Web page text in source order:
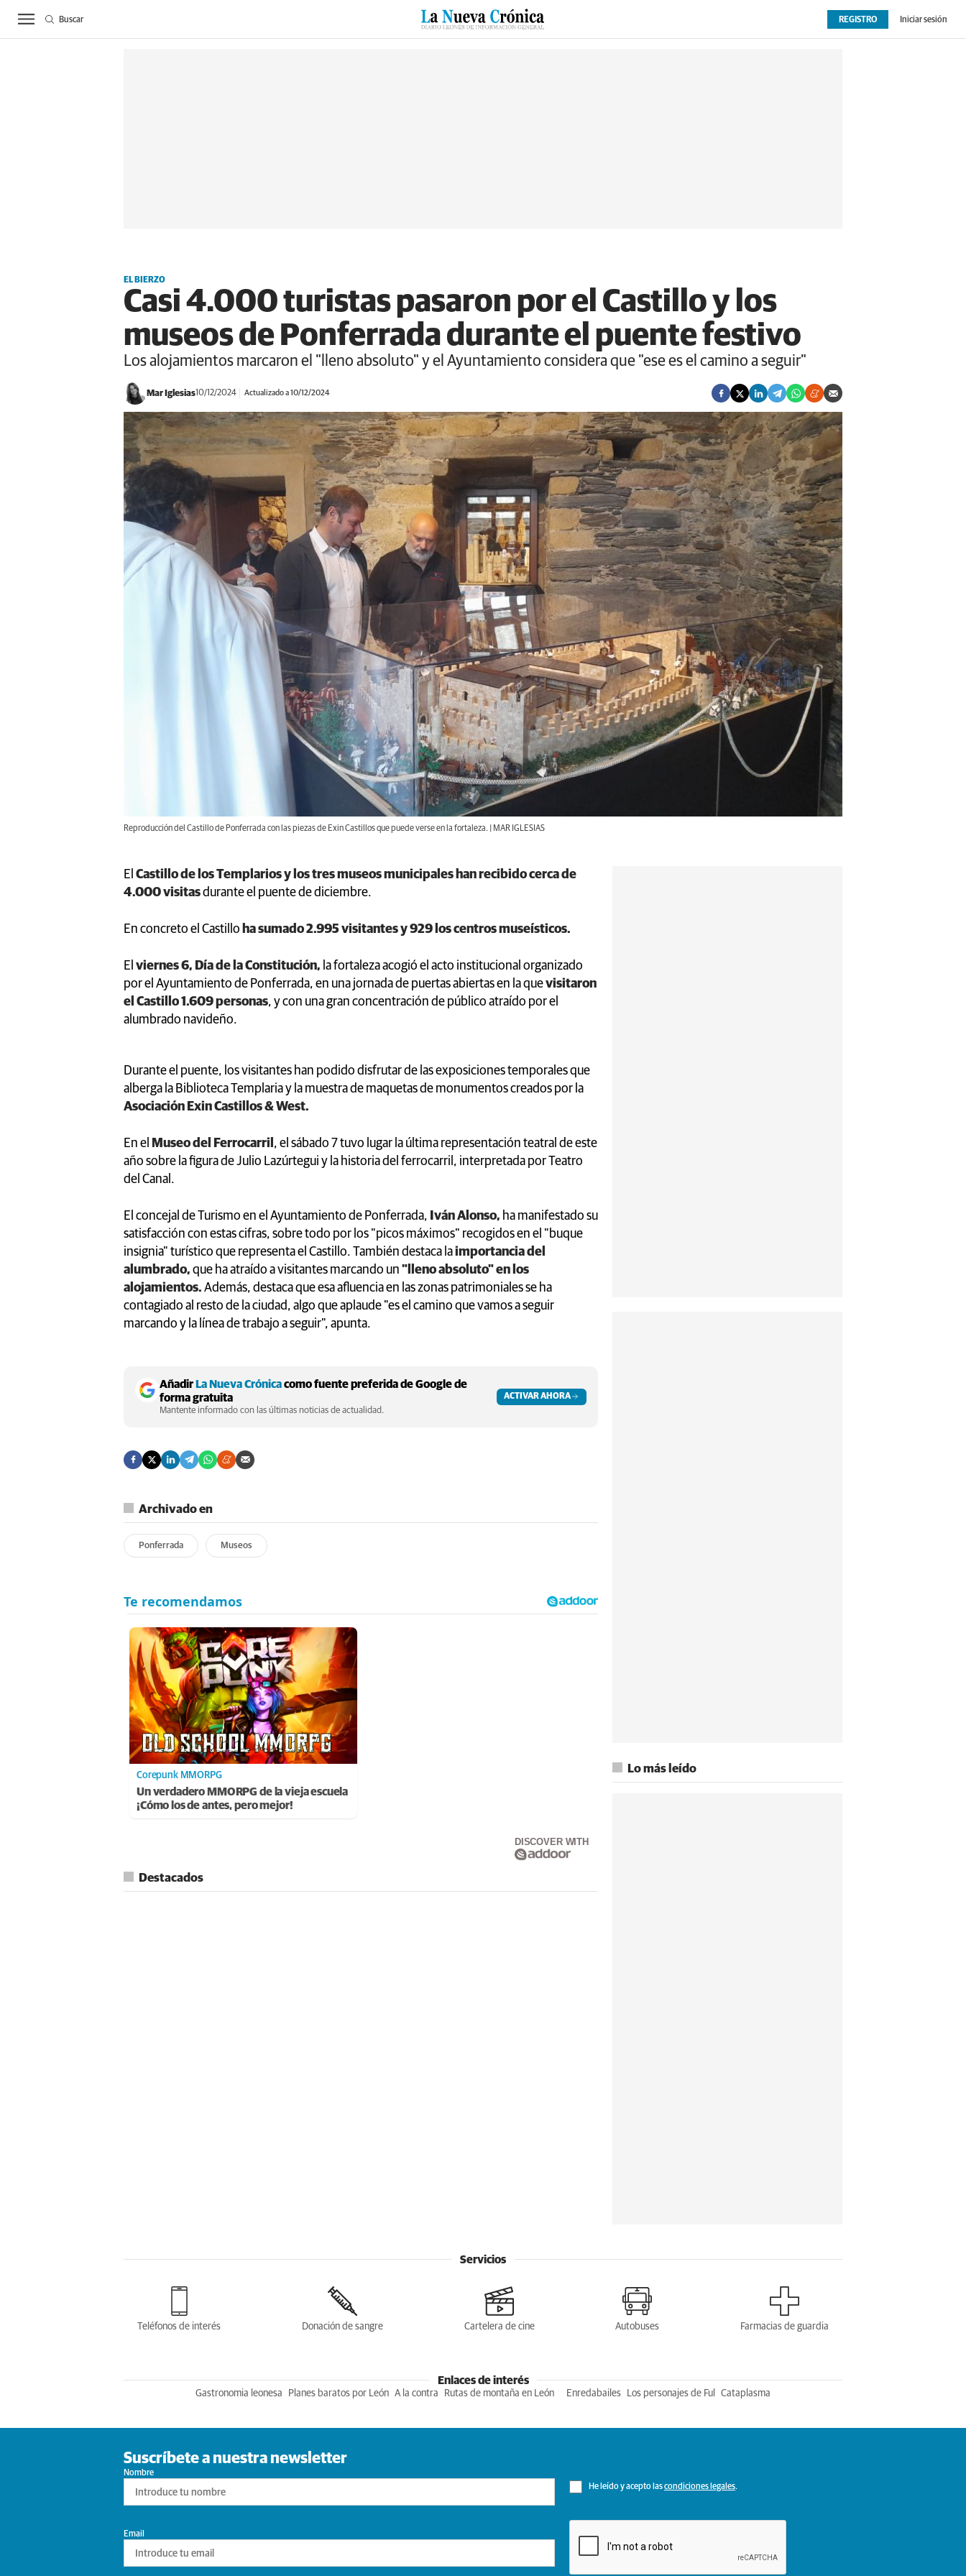
ACTUALIDAD BIERZO SUCESOS CULTURAS ESPECIALES DEPORTES OPINIÓN EXTRAS
REGISTRO Iniciar sesión
Buscar
EL BIERZO
Casi 4.000 turistas pasaron por el Castillo y los
museos de Ponferrada durante el puente festivo
Los alojamientos marcaron el "lleno absoluto" y el Ayuntamiento considera que "ese es el camino a seguir"
Mar Iglesias10/12/2024 Actualizado a 10/12/2024
Reproducción del Castillo de Ponferrada con las piezas de Exin Castillos que puede verse en la fortaleza. | MAR IGLESIAS
El Castillo de los Templarios y los tres museos municipales han recibido cerca de
4.000 visitasdurante el puente de diciembre.
En concreto el Castillo ha sumado 2.995 visitantes y 929 los centros museísticos.
El viernes 6, Día de la Constitución, la fortaleza acogió el acto institucional organizado
por el Ayuntamiento de Ponferrada, en una jornada de puertas abiertas en la quevisitaron
el Castillo 1.609 personas, y con una gran concentración de público atraído por el
alumbrado navideño.
Durante el puente, los visitantes han podido disfrutar de las exposiciones temporales que
alberga la Biblioteca Templaria y la muestra de maquetas de monumentos creados por la
Asociación Exin Castillos & West.
En el Museo del Ferrocarril , el sábado 7 tuvo lugar la última representación teatral de este
año sobre la figura de Julio Lazúrtegui y la historia del ferrocarril, interpretada por Teatro
del Canal.
El concejal de Turismo en el Ayuntamiento de Ponferrada, Iván Alonso, ha manifestado su
satisfacción con estas cifras, sobre todo por los "picos máximos" recogidos en el "buque
insignia" turístico que representa el Castillo. También destaca laimportancia del
alumbrado, que ha atraído a visitantes marcando un "lleno absoluto" en los
alojamientos. Además, destaca que esa afluencia en las zonas patrimoniales se ha
contagiado al resto de la ciudad, algo que aplaude "es el camino que vamos a seguir
marcando y la línea de trabajo a seguir", apunta.
AñadirLa Nueva Crónicacomo fuente preferida de Google de
forma gratuita
Mantente informado con las últimas noticias de actualidad.
ACTIVAR AHORA
Archivado en
Ponferrada Museos
Corepunk MMORPG
Un verdadero MMORPG de la vieja escuela
¡Cómo los de antes, pero mejor!
DISCOVER WITH
Destacados
Lo más leído
Servicios
Teléfonos de interés Donación de sangre Cartelera de cine Autobuses Farmacias de guardia
Enlaces de interés
Gastronomia leonesa Planes baratos por León A la contra Rutas de montaña en León Enredabailes Los personajes de Ful Cataplasma
Suscríbete a nuestra newsletter
Nombre
He leído y acepto lascondiciones legales.
Email